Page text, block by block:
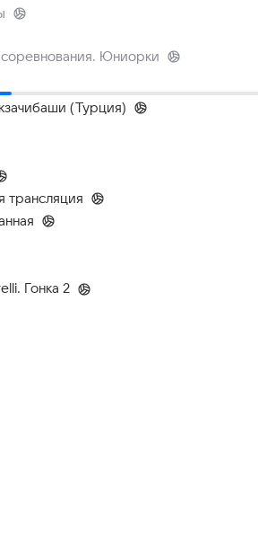
Юниорки
(Турция)
Гонка 2